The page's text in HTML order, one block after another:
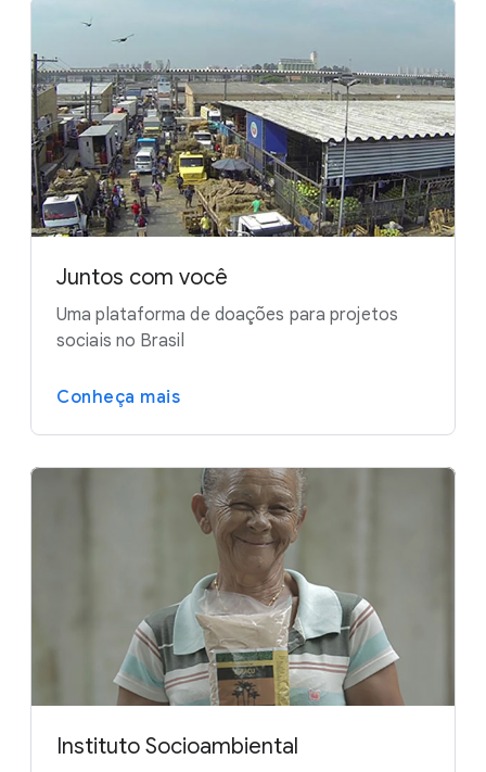
Juntos com você
Uma plataforma de doações para projetos
sociais no Brasil
Conheça mais
Instituto Socioambiental